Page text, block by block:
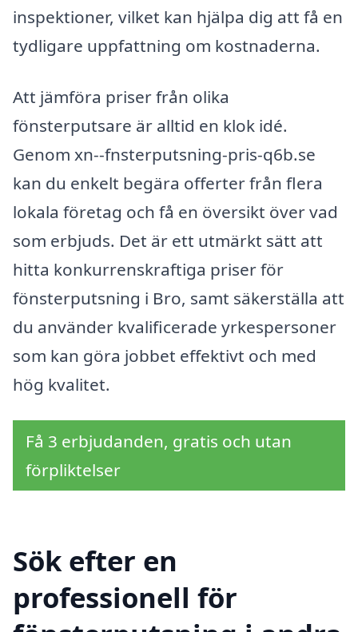
inspektioner, vilket kan hjälpa dig att få en
tydligare uppfattning om kostnaderna.
Att jämföra priser från olika
fönsterputsare är alltid en klok idé.
Genom xn--fnsterputsning-pris-q6b.se
kan du enkelt begära offerter från flera
lokala företag och få en översikt över vad
som erbjuds. Det är ett utmärkt sätt att
hitta konkurrenskraftiga priser för
fönsterputsning i Bro, samt säkerställa att
du använder kvalificerade yrkespersoner
som kan göra jobbet effektivt och med
hög kvalitet.
Få 3 erbjudanden, gratis och utan
förpliktelser
Sök efter en
professionell för